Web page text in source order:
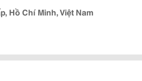
Hồ Chí Minh, Việt Nam